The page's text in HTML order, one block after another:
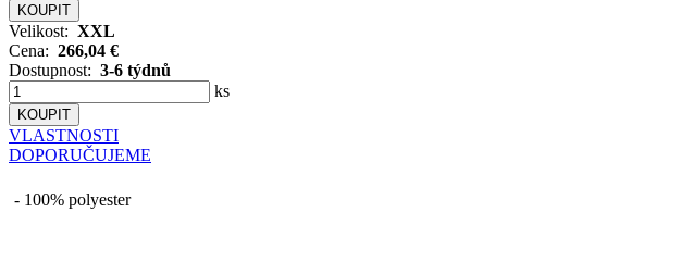
Velikost: XXL
Cena: 266,04 €
Dostupnost: 3-6 týdnů
ks
VLASTNOSTI
DOPORUČUJEME
- 100% polyester